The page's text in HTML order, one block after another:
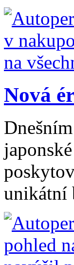
Nová
unikátní